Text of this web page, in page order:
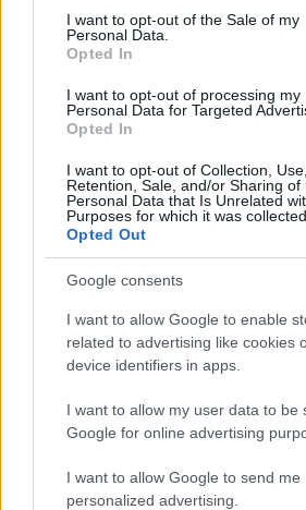
consent section.
I want to opt-out of the Sale of my
Personal Data.
Opted In
I want to opt-out of processing my
Personal Data for Targeted
Opted In
I want to opt-out of Collection, Use,
Retention, Sale, and/or Sharing of
Personal Data that Is Unrelated
Purposes for which it was collected.
Opted Out
Google consents
I want to allow Google to enable
related to advertising like cookies
device identifiers in apps.
I want to allow my user data to be
Google for online advertising
I want to allow Google to send me
personalized advertising.
GIOCHI
EUG 2026: Salerno capitale dello
Francesca Lombardi · 6 Ago 2026